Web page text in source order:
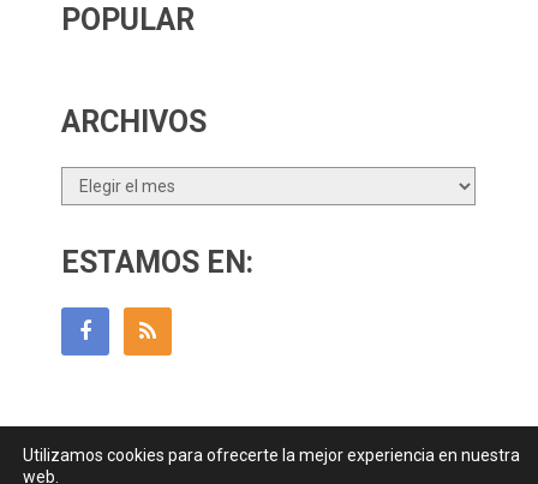
POPULAR
ARCHIVOS
Archivos
ESTAMOS EN:
Utilizamos cookies para ofrecerte la mejor experiencia en nuestra
web.